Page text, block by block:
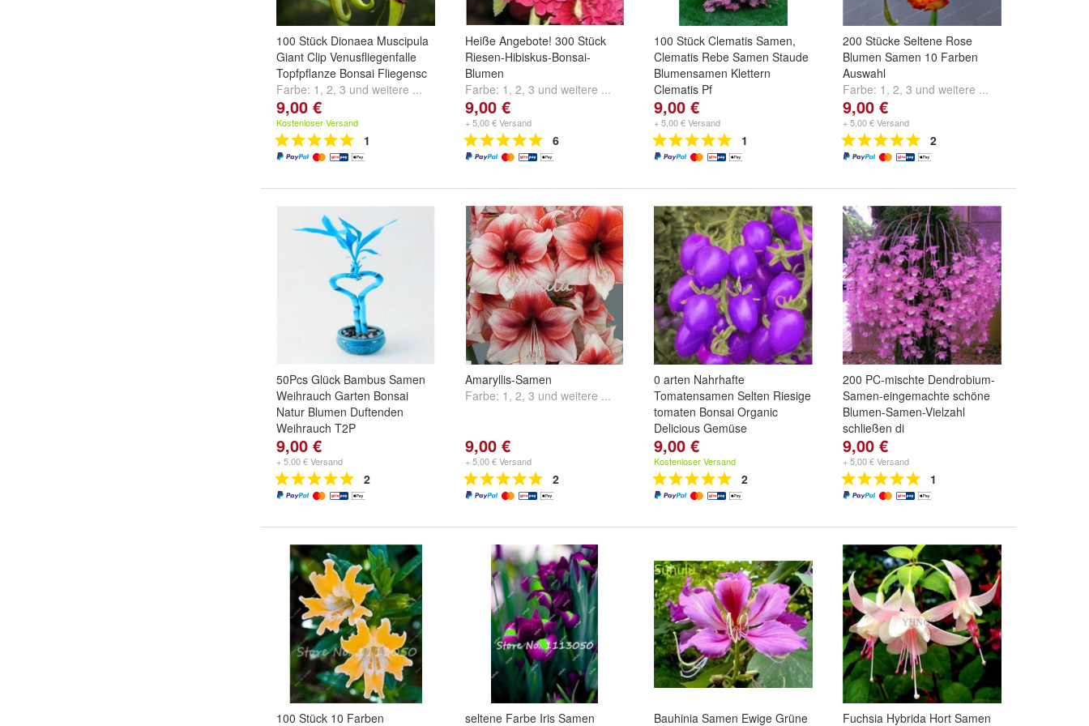
100 Stück Dionaea Muscipula
Giant Clip Venusfliegenfalle
Topfpflanze Bonsai Fliegensc
Farbe: 1 , 2, 3 und weitere ...
9,00 €
Kostenloser Versand
1
Heiße Angebote! 300 Stück
Riesen-Hibiskus-Bonsai-
Blumen
Farbe: 1 , 2, 3 und weitere ...
9,00 €
+ 5,00 € Versand
6
100 Stück Clematis Samen,
Clematis Rebe Samen Staude
Blumensamen Klettern
Clematis Pf
Farbe:1,
9,00 €
+ 5,00 € Versand
1
200 Stücke Seltene Rose
Blumen Samen 10 Farben
Auswahl
Farbe: 1 , 2, 3 und weitere ...
9,00 €
+ 5,00 € Versand
2
50Pcs Glück Bambus Samen
Weihrauch Garten Bonsai
Natur Blumen Duftenden
Weihrauch T2P
Farbe:1,
9,00 €
+ 5,00 € Versand
2
Amaryllis-Samen
Farbe: 1 , 2, 3 und weitere ...
9,00 €
+ 5,00 € Versand
2
0 arten Nahrhafte
Tomatensamen Selten Riesige
tomaten Bonsai Organic
Delicious Gemüse
Farbe:1,
9,00 €
Kostenloser Versand
2
200 PC-mischte Dendrobium-
Samen-eingemachte schöne
Blumen-Samen-Vielzahl
schließen di
Farbe:1,
9,00 €
+ 5,00 € Versand
1
100 Stück 10 Farben seltene Farbe Iris Samen Bauhinia Samen Ewige Grüne Fuchsia Hybrida Hort Samen